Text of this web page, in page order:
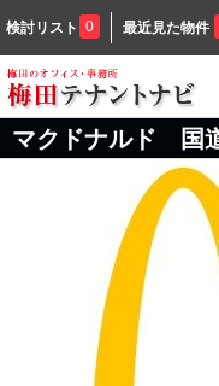
検討リスト 0 最近見た物件
マクドナルド 国